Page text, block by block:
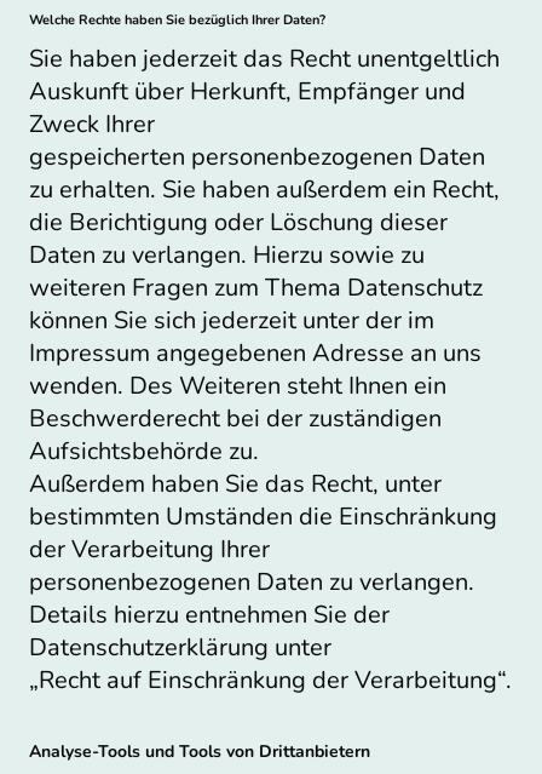
Welche Rechte haben Sie bezüglich Ihrer Daten?
Sie haben jederzeit das Recht unentgeltlich
Auskunft über Herkunft, Empfänger und
Zweck Ihrer
gespeicherten personenbezogenen Daten
zu erhalten. Sie haben außerdem ein Recht,
die Berichtigung oder Löschung dieser
Daten zu verlangen. Hierzu sowie zu
weiteren Fragen zum Thema Datenschutz
können Sie sich jederzeit unter der im
Impressum angegebenen Adresse an uns
wenden. Des Weiteren steht Ihnen ein
Beschwerderecht bei der zuständigen
Aufsichtsbehörde zu.
Außerdem haben Sie das Recht, unter
bestimmten Umständen die Einschränkung
der Verarbeitung Ihrer
personenbezogenen Daten zu verlangen.
Details hierzu entnehmen Sie der
Datenschutzerklärung unter
„Recht auf Einschränkung der Verarbeitung“.
Analyse-Tools und Tools von Drittanbietern